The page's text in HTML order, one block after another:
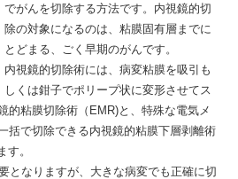
でがんを切除する方法です。内視鏡的切
除の対象になるのは、粘膜固有層までに
とどまる、ごく早期のがんです。
内視鏡的切除術には、病変粘膜を吸引も
しくは鉗子でポリープ状に変形させてス
的粘膜切除術（EMR)と、特殊な電気メ
括で切除できる内視鏡的粘膜下層剥離術
す。
となりますが、大きな病変でも正確に切